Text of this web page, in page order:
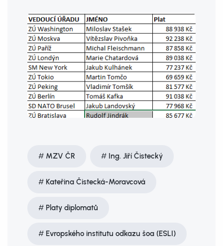
MZV ČR Ing. Jiří Čistecký
Kateřina Čistecká-Moravcová
Platy diplomatů
Evropského institutu odkazu šoa (ESLI)